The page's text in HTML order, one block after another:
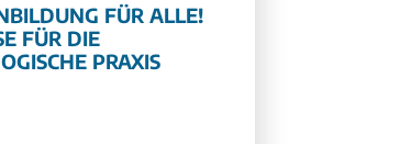
FÜR ALLE!
FÜR DIE
PRAXIS